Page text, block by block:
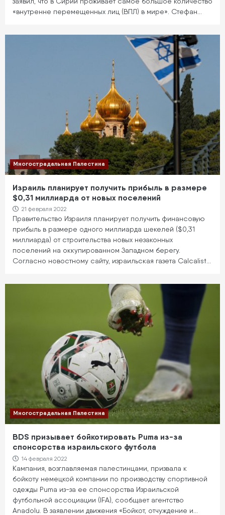
«внутренне перемещенных лиц (ВПЛ) в мире». Стефан…
Многострадальная Палестина
Израиль планирует получить прибыль в размере
$0,31 миллиарда от новых поселений
21 февраля 2022
Правительство Израиля планирует получить финансовую
прибыль в размере одного миллиарда шекелей ($0,31
миллиарда) от строительства новых незаконных
поселений на оккупированном Западном берегу.
Согласно новостному сайту, израильская газета Calcalist…
Многострадальная Палестина
BDS призывает бойкотировать Puma из-за
спонсорства израильского футбола
14 февраля 2022
Кампания, возглавляемая палестинцами, призвала к
бойкоту немецкой компании по производству спортивной
одежды Puma из-за ее спонсорства Израильской
футбольной ассоциации (IFA), сообщает агентство
Anadolu. В заявлении движения «Бойкот, отчуждение и…